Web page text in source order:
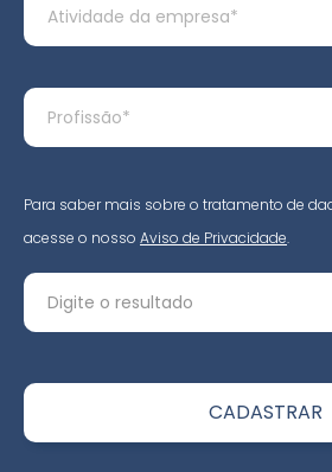
Para saber mais sobre o tratamento de
acesse o nosso Aviso de Privacidade.